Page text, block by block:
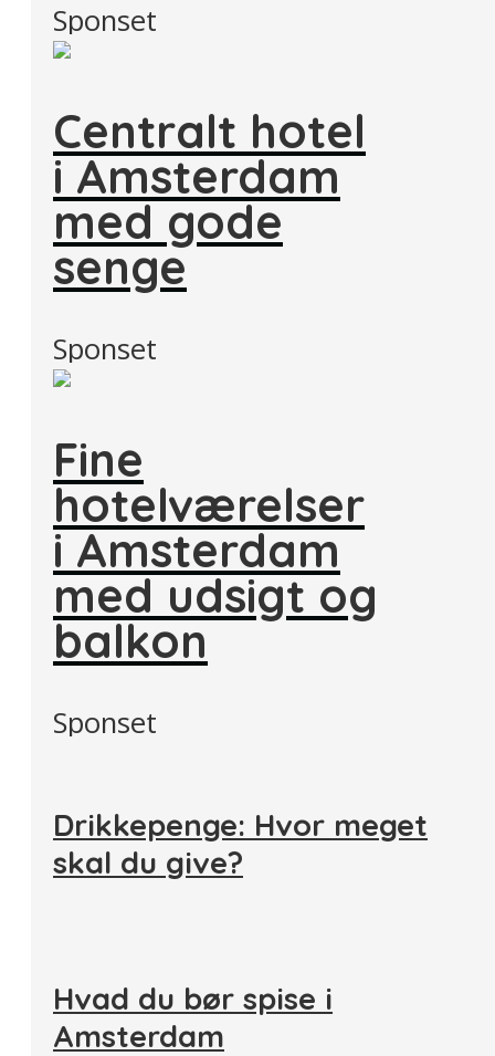
Sponset
Centralt hotel
i Amsterdam
med gode
senge
Sponset
Fine
hotelværelser
i Amsterdam
med udsigt og
balkon
Sponset
Drikkepenge: Hvor meget
skal du give?
Hvad du bør spise i
Amsterdam